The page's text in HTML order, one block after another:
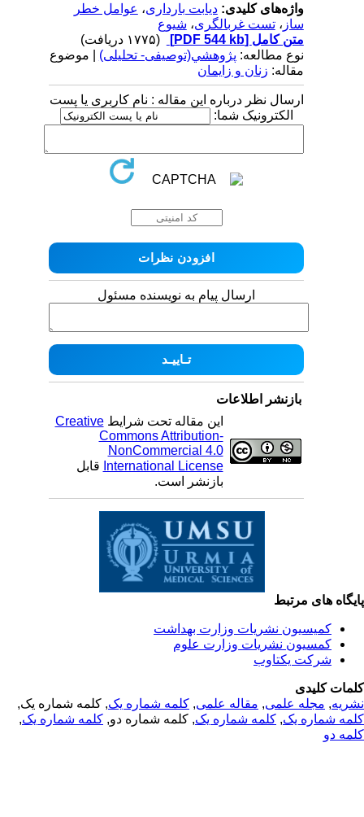
واژه‌های کلیدی:دیابت بارداری،عوامل خطر
ساز، تست غربالگری،شیوع
متن کامل[PDF 544 kb]
نوع مطالعه:پژوهشي(توصیفی- تحلیلی) | موضوع
مقاله:زنان و زایمان
ارسال نظر درباره این مقاله : نام کاربری یا پست
الکترونیک شما:
ارسال پیام به نویسنده مسئول
بازنشر اطلاعات
این مقاله تحت شرایطCreative
Commons Attribution-
NonCommercial 4.0
International Licenseقابل
بازنشر است.
های مرتبط
کمیسیون نشریات وزارت بهداشت
کمسیون نشریات وزارت علوم
شرکت یکتاوب
کلیدی
,مجله علمی, مقاله علمی, کلمه شماره یک, کلمه شماره یک,
شماره یک,کلمه شماره یک, کلمه شماره دو,کلمه شماره یک,
دو